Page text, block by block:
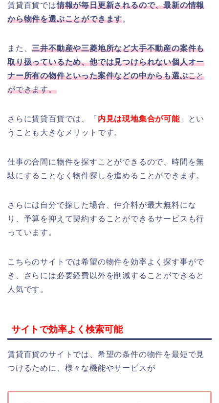
賃貸百貨では情報が毎日更新されるので、最新の情報
から物件を選ぶことができます。
また、三井不動産や三菱地所など大手不動産の案件も
取り扱っているため、他では見つけられない個人オー
ナー所有の物件といった案件などの中からも選ぶこと
ができます。
さらに賃貸百貨では、「 内見は現地集合が可能」とい
うことも大きなメリットです。
仕事の合間に物件を探すことができるので、時間を無
駄にすることなく物件探しを進めることができます。
さらには自分で探した場合、仲介料が最大無料にな
り、予算を抑えて契約することができるサービスも行
っています。
こちらのサイトでは希望の物件を効率よく探す事がで
き、さらには必要経費以外を削減することができると
人気です。
サイトで効率よく検索可能
賃貸百貨のサイトでは、希望の条件の物件を最短で見
つけるために、様々な機能やサービスが